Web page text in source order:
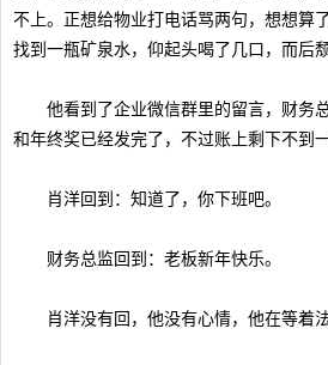
不上。正想给物业打电话骂两句，想想算
找到一瓶矿泉水，仰起头喝了几口，而后
他看到了企业微信群里的留言，财务
和年终奖已经发完了，不过账上剩下不到
肖洋回到：知道了，你下班吧。
财务总监回到：老板新年快乐。
肖洋没有回，他没有心情，他在等着法